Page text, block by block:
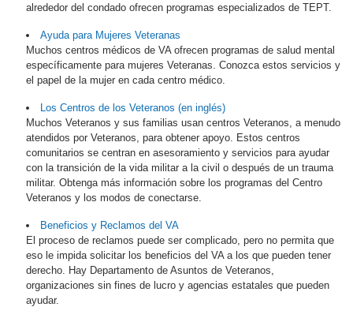
alrededor del condado ofrecen programas especializados de TEPT.
Ayuda para Mujeres Veteranas
Muchos centros médicos de VA ofrecen programas de salud mental
específicamente para mujeres Veteranas. Conozca estos servicios y
el papel de la mujer en cada centro médico.
Los Centros de los Veteranos (en inglés)
Muchos Veteranos y sus familias usan centros Veteranos, a menudo
atendidos por Veteranos, para obtener apoyo. Estos centros
comunitarios se centran en asesoramiento y servicios para ayudar
con la transición de la vida militar a la civil o después de un trauma
militar. Obtenga más información sobre los programas del Centro
Veteranos y los modos de conectarse.
Beneficios y Reclamos del VA
El proceso de reclamos puede ser complicado, pero no permita que
eso le impida solicitar los beneficios del VA a los que pueden tener
derecho. Hay Departamento de Asuntos de Veteranos,
organizaciones sin fines de lucro y agencias estatales que pueden
ayudar.